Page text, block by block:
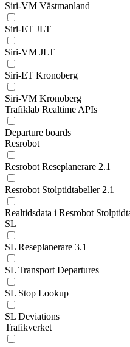
Siri-VM Västmanland
Siri-ET JLT
Siri-VM JLT
Siri-ET Kronoberg
Siri-VM Kronoberg
Trafiklab Realtime APIs
Departure boards
Resrobot
Resrobot Reseplanerare 2.1
Resrobot Stolptidtabeller 2.1
Realtidsdata i Resrobot
SL
SL Reseplanerare 3.1
SL Transport Departures
SL Stop Lookup
SL Deviations
Trafikverket